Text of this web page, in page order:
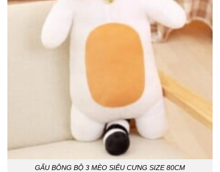
GẤU BÔNG BỘ 3 MÈO SIÊU CƯNG SIZE 80CM